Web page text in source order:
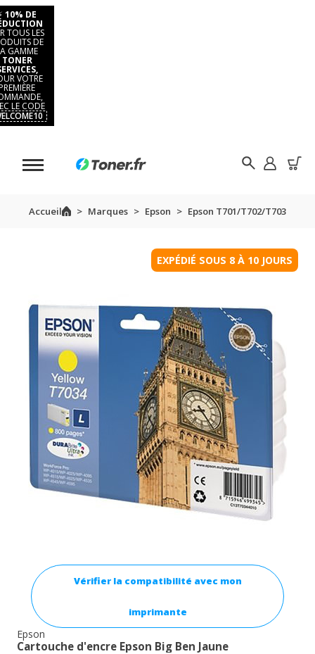
10% DE
TOUS LES
DE
GAMME
TONER
VOTRE
LE CODE
Accueil Marques Epson Epson T701/T702/T703
EXPÉDIÉ SOUS 8 À 10 JOURS
Vérifier la compatibilité avec mon
imprimante
Epson
Cartouche d'encre Epson Big Ben Jaune